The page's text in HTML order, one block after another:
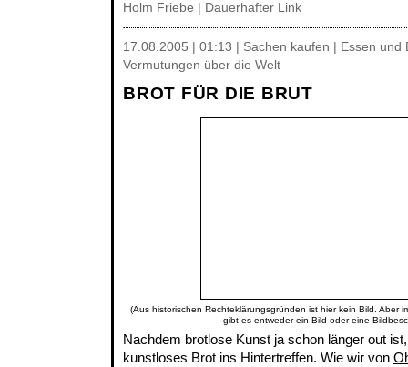
Holm Friebe Dauerhafter Link
17.08.2005 | 01:13 | Sachen kaufen | Essen und
Vermutungen über die Welt
BROT FÜR DIE BRUT
(Aus historischen Rechteklärungsgründen ist hier kein Bild. Aber
gibt es entweder ein Bild oder eine
Nachdem brotlose Kunst ja schon länger out
kunstloses Brot ins Hintertreffen. Wie wir von